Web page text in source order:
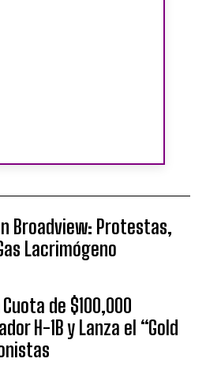
Broadview: Protestas,
Lacrimógeno
de $100,000
H-1B y Lanza el “Gold